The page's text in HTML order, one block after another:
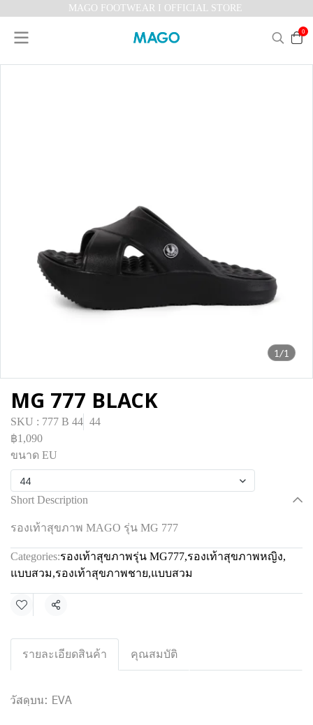
MAGO FOOTWEAR I OFFICIAL STORE
0
1/1
MG 777 BLACK
SKU : 777 B 44 44
฿1,090
ขนาด EU
44
Short Description
รองเท้าสุขภาพ MAGO รุ่น MG 777
Categories:รองเท้าสุขภาพรุ่น MG777,รองเท้าสุขภาพหญิง,
แบบสวม,รองเท้าสุขภาพชาย,แบบสวม
Share
รายละเอียดสินค้า คุณสมบัติ
วัสดุบน: EVA